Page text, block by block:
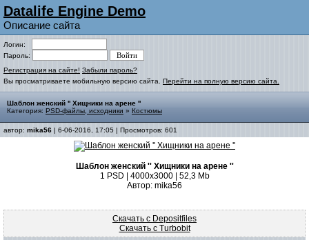
Datalife Engine Demo
Описание сайта
Логин:
Пароль:
Регистрация на сайте! Забыли пароль?
Вы просматриваете мобильную версию сайта. Перейти на полную версию сайта.
Шаблон женский '' Хищники на арене ''
Категория: PSD-файлы, исходники » Костюмы
автор: mika56 | 6-06-2016, 17:05 | Просмотров: 601
Шаблон женский '' Хищники на арене ''
1 PSD | 4000х3000 | 52,3 Mb
Автор: mika56
Скачать с Depositfiles
Скачать с Turbobit